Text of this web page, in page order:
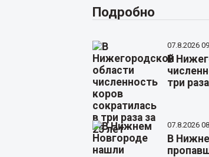
Подробно
07.8.2026
В
три
07.8.2026
В